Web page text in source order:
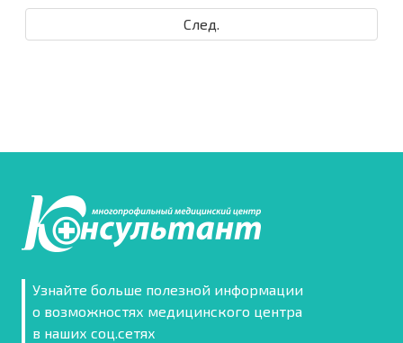
След.
Узнайте больше полезной информации
о возможностях медицинского центра
в наших соц.сетях